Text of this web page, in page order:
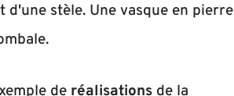
stèle. Une vasque en pierre
de réalisationsde la